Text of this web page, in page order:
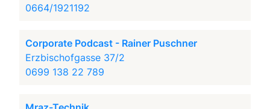
0664/1921192
Corporate Podcast - Rainer Puschner
Erzbischofgasse 37/2
0699 138 22 789